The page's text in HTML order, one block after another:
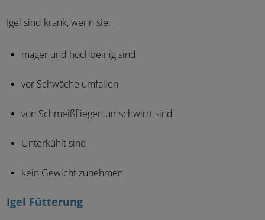
Igel sind krank, wenn sie:
mager und hochbeinig sind
vor Schwäche umfallen
von Schmeißfliegen umschwirrt sind
Unterkühlt sind
kein Gewicht zunehmen
Igel Fütterung